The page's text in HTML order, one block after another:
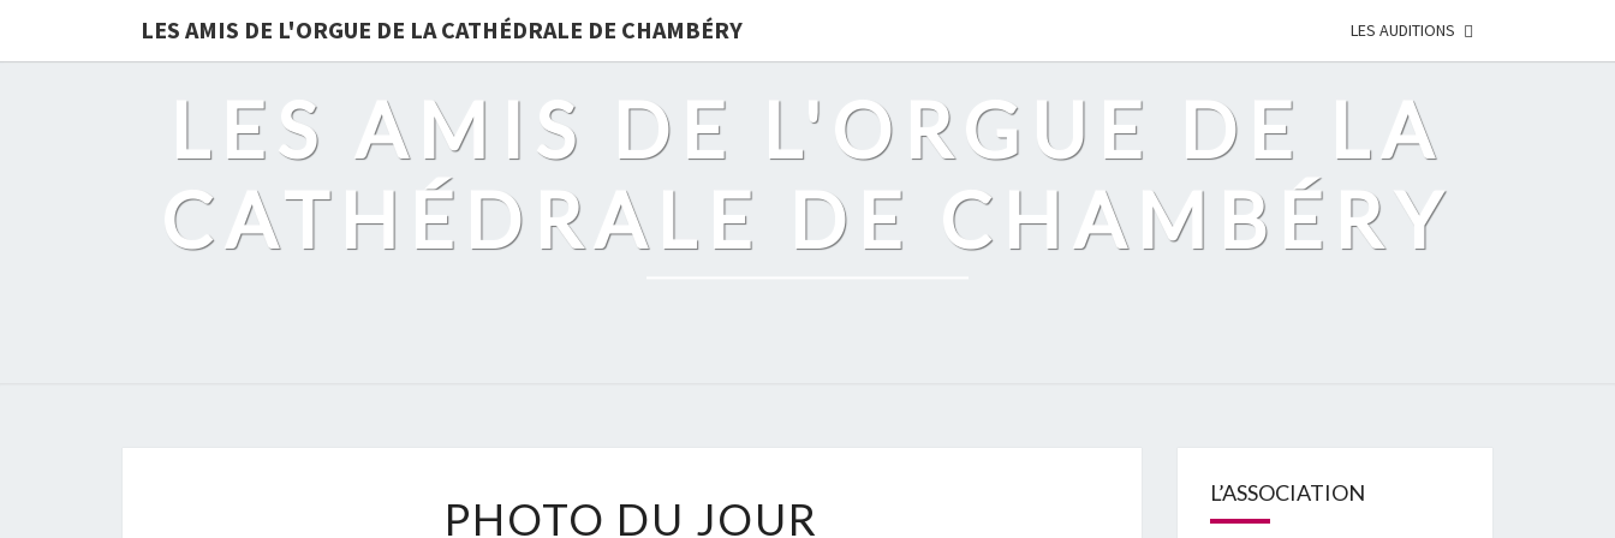
LES AMIS DE L'ORGUE DE LA CATHÉDRALE DE CHAMBÉRY LES AUDITIONS
LES AMIS DE L'ORGUE DE LA
CATHÉDRALE DE CHAMBÉRY
DU
PHOTO DU JOUR L’ASSOCIATION